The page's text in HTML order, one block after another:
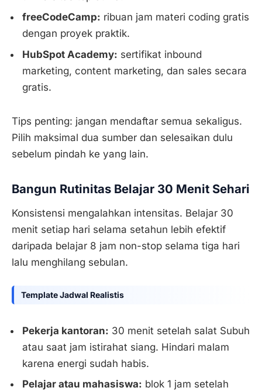
freeCodeCamp: ribuan jam materi coding gratis
dengan proyek praktik.
HubSpot Academy: sertifikat inbound
marketing, content marketing, dan sales secara
gratis.
Tips penting: jangan mendaftar semua sekaligus.
Pilih maksimal dua sumber dan selesaikan dulu
sebelum pindah ke yang lain.
Bangun Rutinitas Belajar 30 Menit Sehari
Konsistensi mengalahkan intensitas. Belajar 30
menit setiap hari selama setahun lebih efektif
daripada belajar 8 jam non-stop selama tiga hari
lalu menghilang sebulan.
Template Jadwal Realistis
Pekerja kantoran: 30 menit setelah salat Subuh
atau saat jam istirahat siang. Hindari malam
karena energi sudah habis.
Pelajar atau mahasiswa: blok 1 jam setelah